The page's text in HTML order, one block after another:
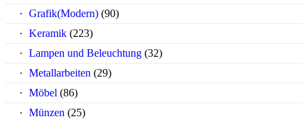
Grafik(Modern) (90)
Keramik (223)
Lampen und Beleuchtung (32)
Metallarbeiten (29)
Möbel (86)
Münzen (25)